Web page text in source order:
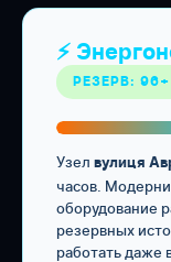
⚡
РЕЗЕРВ:
Узел вулиця
часов.
оборудование
резервных
работать даже